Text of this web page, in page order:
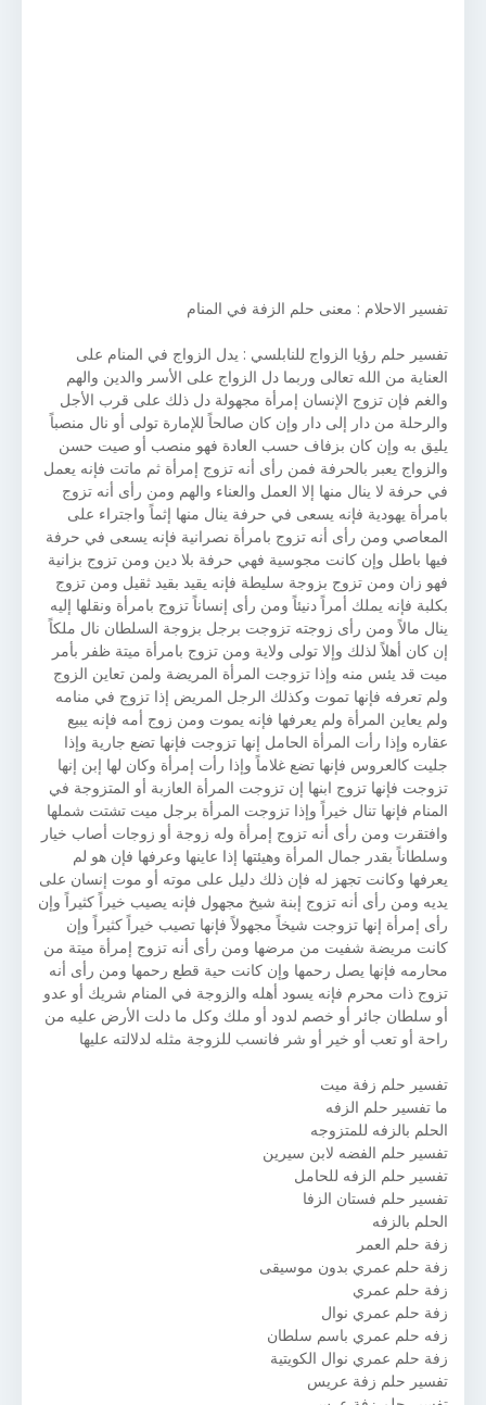
تفسير الاحلام : معنى حلم الزفة في المنام
تفسير حلم رؤيا الزواج للنابلسي : يدل الزواج في المنام على
العناية من الله تعالى وربما دل الزواج على الأسر والدين والهم
والغم فإن تزوج الإنسان إمرأة مجهولة دل ذلك على قرب الأجل
والرحلة من دار إلى دار وإن كان صالحاً للإمارة تولى أو نال منصباً
يليق به وإن كان بزفاف حسب العادة فهو منصب أو صيت حسن
والزواج يعبر بالحرفة فمن رأى أنه تزوج إمرأة ثم ماتت فإنه يعمل
في حرفة لا ينال منها إلا العمل والعناء والهم ومن رأى أنه تزوج
بامرأة يهودية فإنه يسعى في حرفة ينال منها إثماً واجتراء على
المعاصي ومن رأى أنه تزوج بامرأة نصرانية فإنه يسعى في حرفة
فيها باطل وإن كانت مجوسية فهي حرفة بلا دين ومن تزوج بزانية
فهو زان ومن تزوج بزوجة سليطة فإنه يقيد بقيد ثقيل ومن تزوج
بكلبة فإنه يملك أمراً دنيئاً ومن رأى إنساناً تزوج بامرأة ونقلها إليه
ينال مالاً ومن رأى زوجته تزوجت برجل بزوجة السلطان نال ملكاً
إن كان أهلاً لذلك وإلا تولى ولاية ومن تزوج بامرأة ميتة ظفر بأمر
ميت قد يئس منه وإذا تزوجت المرأة المريضة ولمن تعاين الزوج
ولم تعرفه فإنها تموت وكذلك الرجل المريض إذا تزوج في منامه
ولم يعاين المرأة ولم يعرفها فإنه يموت ومن زوج أمه فإنه يبيع
عقاره وإذا رأت المرأة الحامل إنها تزوجت فإنها تضع جارية وإذا
جليت كالعروس فإنها تضع غلاماً وإذا رأت إمرأة وكان لها إبن إنها
تزوجت فإنها تزوج ابنها إن تزوجت المرأة العازبة أو المتزوجة في
المنام فإنها تنال خيراً وإذا تزوجت المرأة برجل ميت تشتت شملها
وافتقرت ومن رأى أنه تزوج إمرأة وله زوجة أو زوجات أصاب خيار
وسلطاناً بقدر جمال المرأة وهيئتها إذا عاينها وعرفها فإن هو لم
يعرفها وكانت تجهز له فإن ذلك دليل على موته أو موت إنسان على
يديه ومن رأى أنه تزوج إبنة شيخ مجهول فإنه يصيب خيراً كثيراً وإن
رأى إمرأة إنها تزوجت شيخاً مجهولاً فإنها تصيب خيراً كثيراً وإن
كانت مريضة شفيت من مرضها ومن رأى أنه تزوج إمرأة ميتة من
محارمه فإنها يصل رحمها وإن كانت حية قطع رحمها ومن رأى أنه
تزوج ذات محرم فإنه يسود أهله والزوجة في المنام شريك أو عدو
أو سلطان جائر أو خصم لدود أو ملك وكل ما دلت الأرض عليه من
راحة أو تعب أو خير أو شر فانسب للزوجة مثله لدلالته عليها
تفسير حلم زفة ميت
ما تفسير حلم الزفه
الحلم بالزفه للمتزوجه
تفسير حلم الفضه لابن سيرين
تفسير حلم الزفه للحامل
تفسير حلم فستان الزفا
الحلم بالزفه
زفة حلم العمر
زفة حلم عمري بدون موسيقى
زفة حلم عمري
زفة حلم عمري نوال
زفه حلم عمري باسم سلطان
زفة حلم عمري نوال الكويتية
تفسير حلم زفة عريس